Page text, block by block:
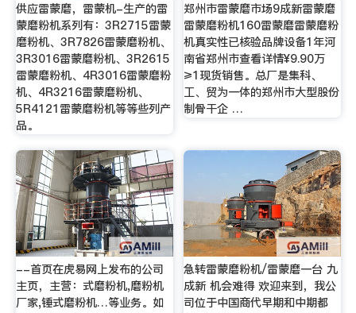
供应雷蒙磨，雷蒙机-生产的雷
蒙磨粉机系列有：3R2715雷蒙
磨粉机、3R7826雷蒙磨粉机、
3R3016雷蒙磨粉机、3R2615
雷蒙磨粉机、4R3016雷蒙磨粉
机、4R3216雷蒙磨粉机、
5R4121雷蒙磨粉机等等些列产
品。
郑州市雷蒙磨市场9成新雷蒙磨
雷蒙磨粉机160雷蒙磨雷蒙磨粉
机真实性已核验品牌设备1年河
南省郑州市查看详情¥9.90万
≥1现货销售。总厂是集科、
工、贸为一体的郑州市大型股份
制骨干企 …
--首页在虎易网上发布的公司
主页，主营：式磨粉机,磨粉机
厂家,锤式磨粉机…等业务。如
急转雷蒙磨粉机/雷蒙磨一台 九
成新 机会难得 欢迎来到，我公
司位于中国商代早期和中期都